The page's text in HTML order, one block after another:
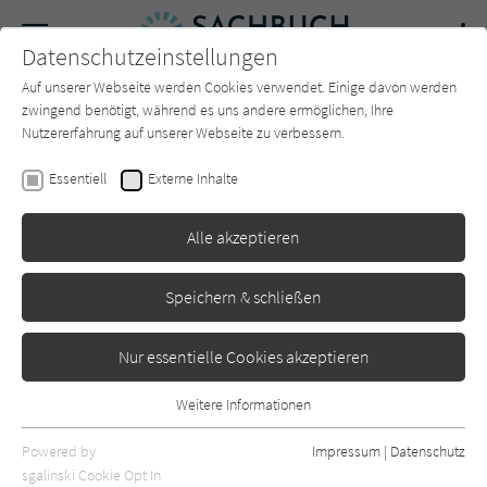
SUCHE Forum Charts Newsletter
Laura Tretheway
Erschienen: September 2025 0
Datenschutzeinstellungen
Auf unserer Webseite werden Cookies verwendet. Einige davon werden
zwingend benötigt, während es uns andere ermöglichen, Ihre
Nutzererfahrung auf unserer Webseite zu verbessern.
Essentiell Externe Inhalte
Alle akzeptieren
Speichern & schließen
Nur essentielle Cookies akzeptieren
Essentielle Cookies werden für grundlegende Funktionen der
Webseite benötigt. Dadurch ist gewährleistet, dass die Webseite
Weitere Informationen
Powered by
sgalinski Cookie Opt In
Impressum | Datenschutz